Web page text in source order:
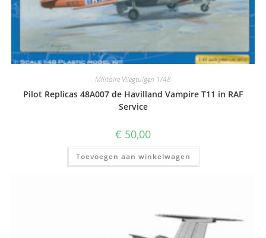
Militaire Vliegtuigen 1/48
Pilot Replicas 48A007 de Havilland Vampire T11 in RAF
Service
€ 50,00
Toevoegen aan winkelwagen